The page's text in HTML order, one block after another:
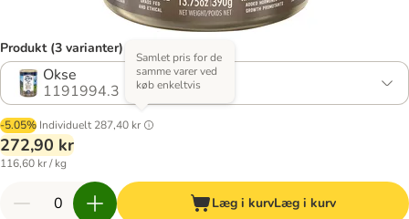
Produkt (3 varianter)
Okse
1191994.3
-5.05% Individuelt 287,40 kr
Samlet pris for de
samme varer ved
køb enkeltvis
272,90 kr
116,60 kr / kg
Læg i kurvLæg i kurv